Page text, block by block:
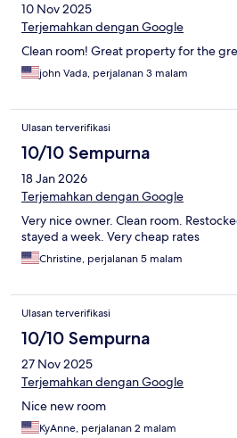
10 Nov 2025
Terjemahkan dengan Google
Clean room! Great property for the
john Vada, perjalanan 3 malam
Ulasan terverifikasi
10/10 Sempurna
18 Jan 2026
Terjemahkan dengan Google
Very nice owner. Clean room.
stayed a week. Very cheap rates
Christine, perjalanan 5 malam
Ulasan terverifikasi
10/10 Sempurna
27 Nov 2025
Terjemahkan dengan Google
Nice new room
KyAnne, perjalanan 2 malam